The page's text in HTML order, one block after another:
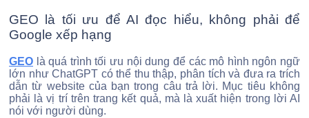
GEO là tối ưu để AI đọc hiểu, không phải để
Google xếp hạng
GEO là quá trình tối ưu nội dung để các mô hình ngôn ngữ
lớn như ChatGPT có thể thu thập, phân tích và đưa ra trích
dẫn từ website của bạn trong câu trả lời. Mục tiêu không
phải là vị trí trên trang kết quả, mà là xuất hiện trong lời AI
nói với người dùng.